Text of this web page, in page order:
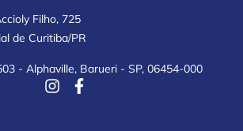
Filho, 725
de Curitiba/PR
- Alphaville, Barueri - SP, 06454-000